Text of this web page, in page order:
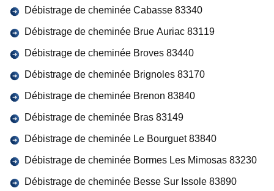
Débistrage de cheminée Cabasse 83340
Débistrage de cheminée Brue Auriac 83119
Débistrage de cheminée Broves 83440
Débistrage de cheminée Brignoles 83170
Débistrage de cheminée Brenon 83840
Débistrage de cheminée Bras 83149
Débistrage de cheminée Le Bourguet 83840
Débistrage de cheminée Bormes Les Mimosas 83230
Débistrage de cheminée Besse Sur Issole 83890